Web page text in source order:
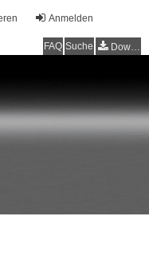
Anmelden
FAQ Suche Downloads